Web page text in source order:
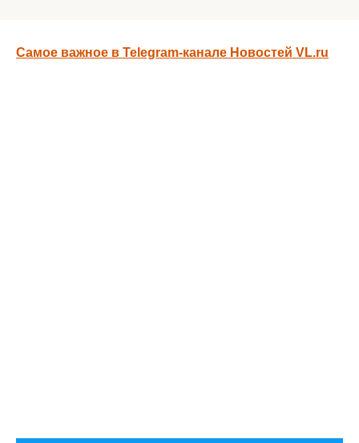
Самое важное в Telegram-канале Новостей VL.ru